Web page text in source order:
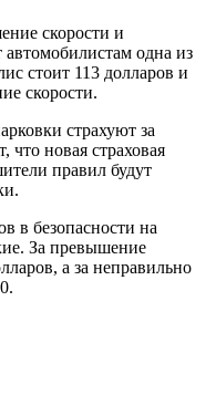
скорости и
одна из
стоит 113 долларов и
скорости.
страхуют за
что новая страховая
правил будут
в безопасности на
За превышение
а за неправильно